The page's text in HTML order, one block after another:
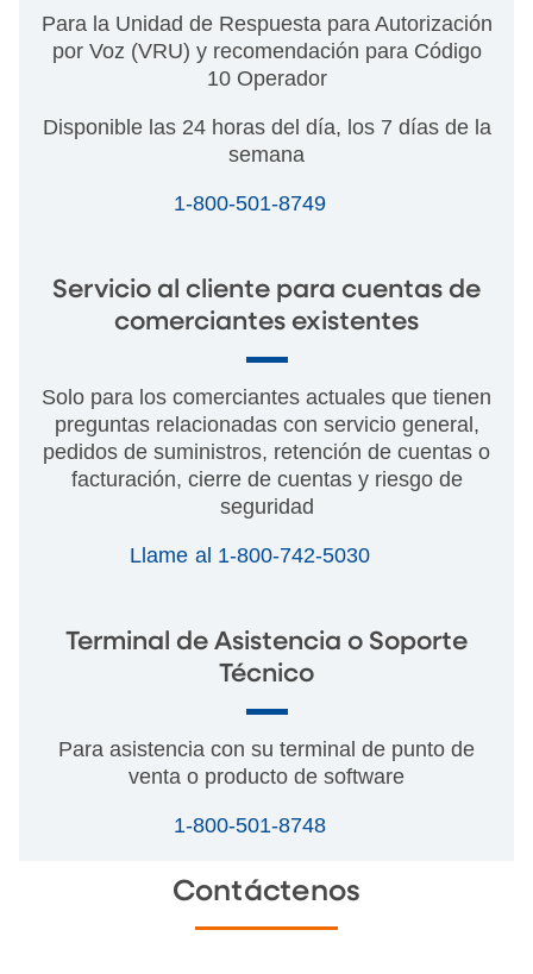
Para la Unidad de Respuesta para Autorización
por Voz (VRU) y recomendación para Código
10 Operador
Disponible las 24 horas del día, los 7 días de la
semana
1-800-501-8749
Servicio al cliente para cuentas de
comerciantes existentes
Solo para los comerciantes actuales que tienen
preguntas relacionadas con servicio general,
pedidos de suministros, retención de cuentas o
facturación, cierre de cuentas y riesgo de
seguridad
Llame al 1-800-742-5030
Terminal de Asistencia o Soporte
Técnico
Para asistencia con su terminal de punto de
venta o producto de software
1-800-501-8748
Contáctenos